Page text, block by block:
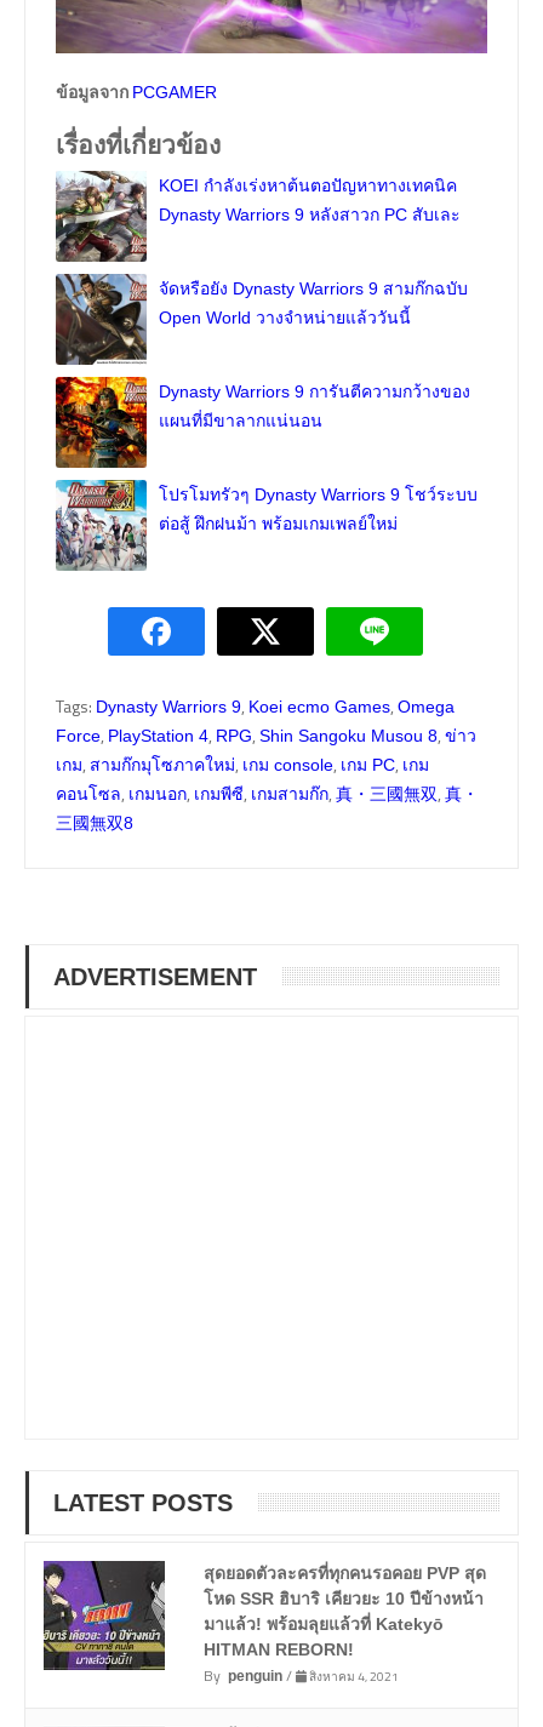
ข้อมูลจาก PCGAMER
เรื่องที่เกี่ยวข้อง
KOEI กำลังเร่งหาต้นตอปัญหาทางเทคนิค
Dynasty Warriors 9 หลังสาวก PC สับเละ
จัดหรือยัง Dynasty Warriors 9 สามก๊กฉบับ
Open World วางจำหน่ายแล้ววันนี้
Dynasty Warriors 9 การันตีความกว้างของ
แผนที่มีขาลากแน่นอน
โปรโมทรัวๆ Dynasty Warriors 9 โชว์ระบบ
ต่อสู้ ฝึกฝนม้า พร้อมเกมเพลย์ใหม่
Tags: Dynasty Warriors 9, Koei ecmo Games, Omega
Force, PlayStation 4, RPG, Shin Sangoku Musou 8, ข่าว
เกม, สามก๊กมุโซภาคใหม่, เกม console, เกม PC, เกม
คอนโซล, เกมนอก, เกมพีซี, เกมสามก๊ก, 真・三國無双, 真・
三國無双8
ADVERTISEMENT
LATEST POSTS
สุดยอดตัวละครที่ทุกคนรอคอย PVP สุด
โหด SSR ฮิบาริ เคียวยะ 10 ปีข้างหน้า
มาแล้ว! พร้อมลุยแล้วที่ Katekyō
HITMAN REBORN!
By penguin/ สิงหาคม 4, 2021